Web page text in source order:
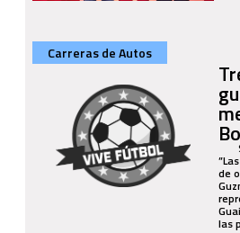
Carreras de Autos
de
las